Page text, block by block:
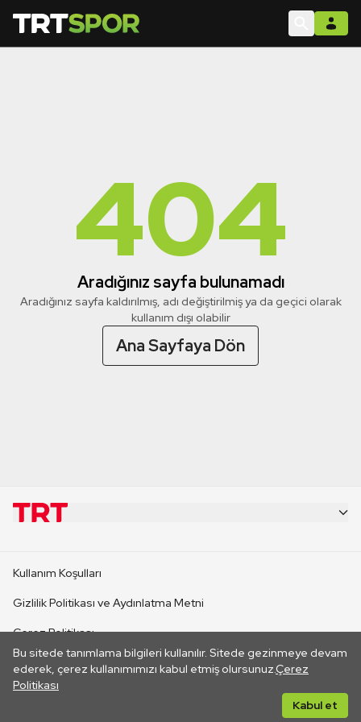
404
Aradığınız sayfa bulunamadı
Aradığınız sayfa kaldırılmış, adı değiştirilmiş ya da geçici olarak
kullanım dışı olabilir
Ana Sayfaya Dön
Bu sitede tanımlama bilgileri kullanılır. Sitede gezinmeye devam
ederek, çerez kullanımımızı kabul etmiş olursunuz.Çerez
Politikası
Kabul et
CANLI YAYINLAR
Kullanım Koşulları
Gizlilik Politikası ve Aydınlatma Metni
Çerez Politikası
İletişim
Her hakkı saklıdır. ©2026 TRT. Bağlantı yoluyla gidilen dış